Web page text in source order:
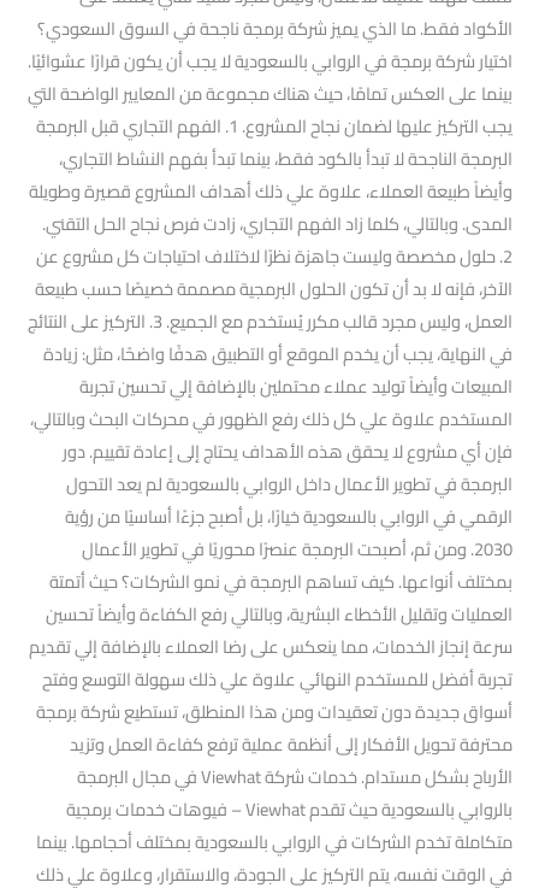
الأكواد فقط. ما الذي يميز شركة برمجة ناجحة في السوق السعودي؟
اختيار شركة برمجة في الروابي بالسعودية لا يجب أن يكون قرارًا عشوائيًا.
بينما على العكس تمامًا، حيث هناك مجموعة من المعايير الواضحة التي
يجب التركيز عليها لضمان نجاح المشروع. 1. الفهم التجاري قبل البرمجة
البرمجة الناجحة لا تبدأ بالكود فقط، بينما تبدأ بفهم النشاط التجاري،
وأيضاً طبيعة العملاء، علاوة علي ذلك أهداف المشروع قصيرة وطويلة
المدى. وبالتالي، كلما زاد الفهم التجاري، زادت فرص نجاح الحل التقني.
2. حلول مخصصة وليست جاهزة نظرًا لاختلاف احتياجات كل مشروع عن
الآخر، فإنه لا بد أن تكون الحلول البرمجية مصممة خصيصًا حسب طبيعة
العمل، وليس مجرد قالب مكرر يُستخدم مع الجميع. 3. التركيز على النتائج
في النهاية، يجب أن يخدم الموقع أو التطبيق هدفًا واضحًا، مثل: زيادة
المبيعات وأيضاً توليد عملاء محتملين بالإضافة إلي تحسين تجربة
المستخدم علاوة علي كل ذلك رفع الظهور في محركات البحث وبالتالي،
فإن أي مشروع لا يحقق هذه الأهداف يحتاج إلى إعادة تقييم. دور
البرمجة في تطوير الأعمال داخل الروابي بالسعودية لم يعد التحول
الرقمي في الروابي بالسعودية خيارًا، بل أصبح جزءًا أساسيًا من رؤية
2030. ومن ثم، أصبحت البرمجة عنصرًا محوريًا في تطوير الأعمال
بمختلف أنواعها. كيف تساهم البرمجة في نمو الشركات؟ حيث أتمتة
العمليات وتقليل الأخطاء البشرية، وبالتالي رفع الكفاءة وأيضاً تحسين
سرعة إنجاز الخدمات، مما ينعكس على رضا العملاء بالإضافة إلي تقديم
تجربة أفضل للمستخدم النهائي علاوة علي ذلك سهولة التوسع وفتح
أسواق جديدة دون تعقيدات ومن هذا المنطلق، تستطيع شركة برمجة
محترفة تحويل الأفكار إلى أنظمة عملية ترفع كفاءة العمل وتزيد
الأرباح بشكل مستدام. خدمات شركة Viewhat في مجال البرمجة
بالروابي بالسعودية حيث تقدم Viewhat – فيوهات خدمات برمجية
متكاملة تخدم الشركات في الروابي بالسعودية بمختلف أحجامها. بينما
في الوقت نفسه، يتم التركيز على الجودة، والاستقرار، وعلاوة علي ذلك